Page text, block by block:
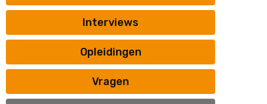
Interviews
Opleidingen
Vragen